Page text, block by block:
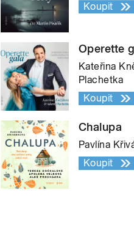
Koupit
Operette
Kateřina
Plachetka
Koupit
Chalupa
Pavlína
Koupit